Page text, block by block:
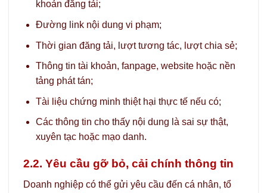
khoản đăng tải;
Đường link nội dung vi phạm;
Thời gian đăng tải, lượt tương tác, lượt chia sẻ;
Thông tin tài khoản, fanpage, website hoặc nền
tảng phát tán;
Tài liệu chứng minh thiệt hại thực tế nếu có;
Các thông tin cho thấy nội dung là sai sự thật,
xuyên tạc hoặc mạo danh.
2.2. Yêu cầu gỡ bỏ, cải chính thông tin
Doanh nghiệp có thể gửi yêu cầu đến cá nhân, tổ